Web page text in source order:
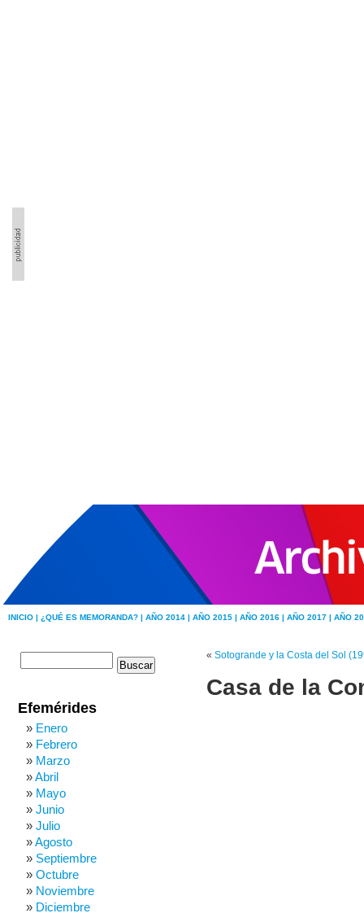
INICIO | ¿QUÉ ES MEMORANDA? | AÑO 2014 | AÑO 2015 | AÑO 2016 | AÑO 2017 | AÑO
« Sotogrande y la Costa del Sol
Casa de la
Efemérides
Enero
Febrero
Marzo
Abril
Mayo
Junio
Julio
Agosto
Septiembre
Octubre
Noviembre
Diciembre